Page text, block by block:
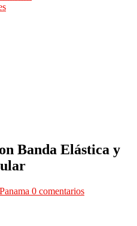
Banda Elástica y
0 comentarios